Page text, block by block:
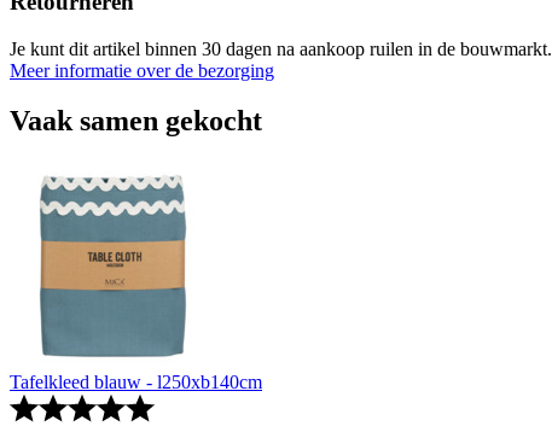
Je kunt dit artikel binnen 30 dagen na aankoop ruilen in de bouwmarkt.
Meer informatie over de bezorging
Vaak samen gekocht
Tafelkleed blauw - l250xb140cm